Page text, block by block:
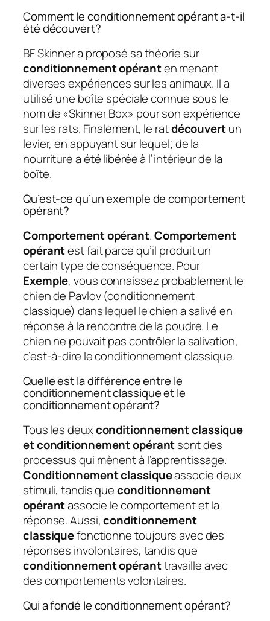
Comment le conditionnement opérant a-t-il
été découvert?
BF Skinner a proposé sa théorie sur
conditionnement opéranten menant
diverses expériences sur les animaux. Il a
utilisé une boîte spéciale connue sous le
nom de «Skinner Box» pour son expérience
sur les rats. Finalement, le ratdécouvertun
levier, en appuyant sur lequel; de la
nourriture a été libérée à l’intérieur de la
boîte.
Qu’est-ce qu’un exemple de comportement
opérant?
Comportement opérant.Comportement
opérantest fait parce qu’il produit un
certain type de conséquence. Pour
Exemple, vous connaissez probablement le
chien de Pavlov (conditionnement
classique) dans lequel le chien a salivé en
réponse à la rencontre de la poudre. Le
chien ne pouvait pas contrôler la salivation,
c’est-à-dire le conditionnement classique.
Quelle est la différence entre le
conditionnement classique et le
conditionnement opérant?
Tous les deuxconditionnement classique
et conditionnement opérantsont des
processus qui mènent à l’apprentissage.
Conditionnement classiqueassocie deux
stimuli, tandis queconditionnement
opérantassocie le comportement et la
réponse. Aussi,conditionnement
classiquefonctionne toujours avec des
réponses involontaires, tandis que
conditionnement opéranttravaille avec
des comportements volontaires.
Qui a fondé le conditionnement opérant?